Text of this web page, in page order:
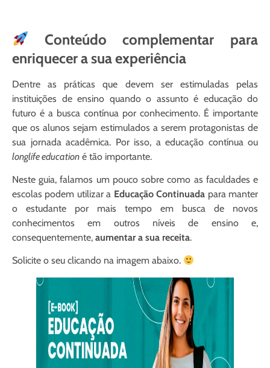
Conteúdo complementar para
enriquecer a sua experiência
Dentre as práticas que devem ser estimuladas pelas
instituições de ensino quando o assunto é educação do
futuro é a busca contínua por conhecimento. É importante
que os alunos sejam estimulados a serem protagonistas de
sua jornada acadêmica. Por isso, a educação contínua ou
longlife education é tão importante.
Neste guia, falamos um pouco sobre como as faculdades e
escolas podem utilizar a Educação Continuada para manter
o estudante por mais tempo em busca de novos
conhecimentos em outros níveis de ensino e,
consequentemente, aumentar a sua receita.
Solicite o seu clicando na imagem abaixo.